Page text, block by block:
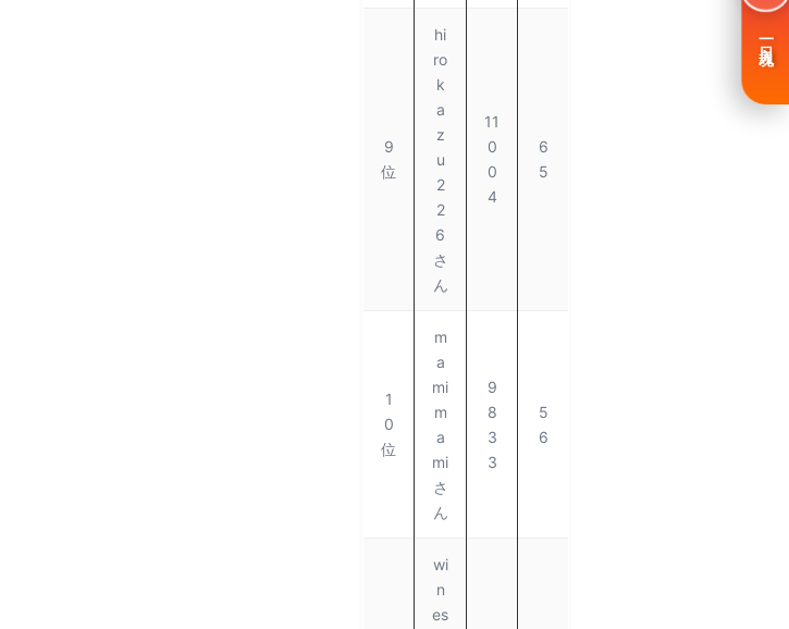
9
位
hi
ro
k
a
z
u
2
2
6
さ
ん
11
0
0
4
6
5
1
0
位
m
a
mi
m
a
mi
さ
ん
9
8
3
3
5
6
wi
n
es
一日入魂